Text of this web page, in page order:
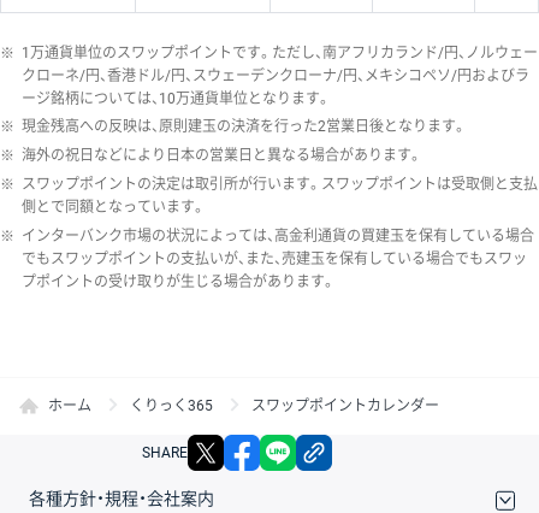
※ 1万通貨単位のスワップポイントです。ただし、南アフリカランド/円、ノルウェー
クローネ/円、香港ドル/円、スウェーデンクローナ/円、メキシコペソ/円およびラ
ージ銘柄については、10万通貨単位となります。
※ 現金残高への反映は、原則建玉の決済を行った2営業日後となります。
※ 海外の祝日などにより日本の営業日と異なる場合があります。
※ スワップポイントの決定は取引所が行います。スワップポイントは受取側と支払
側とで同額となっています。
※ インターバンク市場の状況によっては、高金利通貨の買建玉を保有している場合
でもスワップポイントの支払いが、また、売建玉を保有している場合でもスワッ
プポイントの受け取りが生じる場合があります。
ホーム くりっく365 スワップポイントカレンダー
SHARE X facebook
各種方針・規程・会社案内